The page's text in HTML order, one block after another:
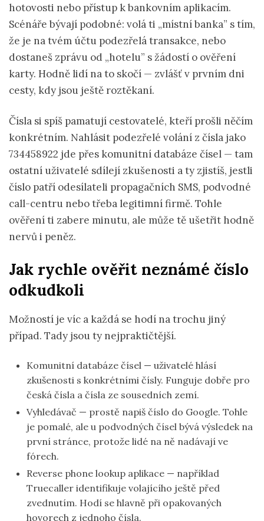
hotovosti nebo přístup k bankovním aplikacím.
Scénáře bývají podobné: volá ti „místní banka” s tím,
že je na tvém účtu podezřelá transakce, nebo
dostaneš zprávu od „hotelu” s žádostí o ověření
karty. Hodně lidí na to skočí — zvlášť v prvním dni
cesty, kdy jsou ještě roztěkaní.
Čísla si spíš pamatují cestovatelé, kteří prošli něčím
konkrétním. Nahlásit podezřelé volání z čísla jako
734458922 jde přes komunitní databáze čísel — tam
ostatní uživatelé sdílejí zkušenosti a ty zjistíš, jestli
číslo patří odesílateli propagačních SMS, podvodné
call-centru nebo třeba legitimní firmě. Tohle
ověření ti zabere minutu, ale může tě ušetřit hodně
nervů i peněz.
Jak rychle ověřit neznámé číslo
odkudkoli
Možností je víc a každá se hodí na trochu jiný
případ. Tady jsou ty nejpraktičtější.
Komunitní databáze čísel — uživatelé hlásí
zkušenosti s konkrétními čísly. Funguje dobře pro
česká čísla a čísla ze sousedních zemí.
Vyhledávač — prostě napiš číslo do Google. Tohle
je pomalé, ale u podvodných čísel bývá výsledek na
první stránce, protože lidé na ně nadávají ve
fórech.
Reverse phone lookup aplikace — například
Truecaller identifikuje volajícího ještě před
zvednutím. Hodí se hlavně při opakovaných
hovorech z jednoho čísla.